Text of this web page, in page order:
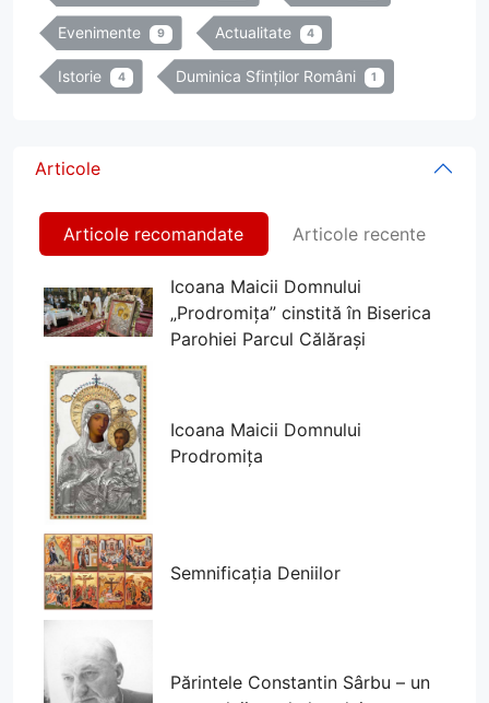
Evenimente 9 Actualitate 4
Istorie 4 Duminica Sfinților Români 1
Articole
Articole recomandate Articole recente
Icoana Maicii Domnului
„Prodromița” cinstită în Biserica
Parohiei Parcul Călărași
Icoana Maicii Domnului
Prodromița
Semnificația Deniilor
Părintele Constantin Sârbu – un